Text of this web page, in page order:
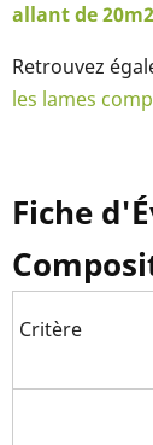
allant de
Retrouvez
les lames
Fiche
Critère